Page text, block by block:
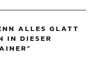
ALLES GLATT
IN DIESER
”